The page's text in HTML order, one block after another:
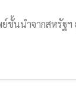
นนำจากสหรัฐฯ